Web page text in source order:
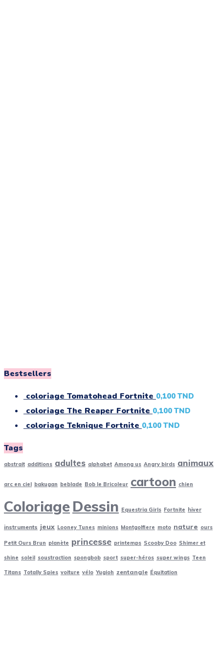
Bestsellers
coloriage Tomatohead Fortnite 0,100 TND
coloriage The Reaper Fortnite 0,100 TND
coloriage Teknique Fortnite 0,100 TND
Tags
abstrait additions adultes alphabet Among us Angry birds animaux
arc en ciel bakugan beblade Bob le Bricoleur cartoon chien
ColoriageDessin Equestria Girls Fortnite hiver
instruments jeux Looney Tunes minions Montgolfiere moto nature ours
Petit Ours Brun planète princesse printemps Scooby Doo Shimer et
shine soleil soustraction spongbob sport super-héros super wings Teen
Titans Totally Spies voiture vélo Yugioh zentangle Équitation